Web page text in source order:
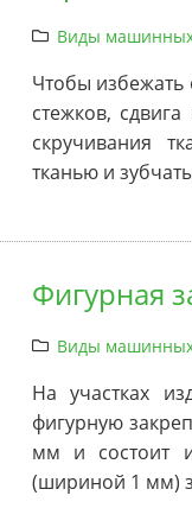
Виды
Чтобы избежать
стежков,
скручивания
тканью и
Фигурная
Виды
На участках
фигурную
мм и состоит
(шириной 1 мм)